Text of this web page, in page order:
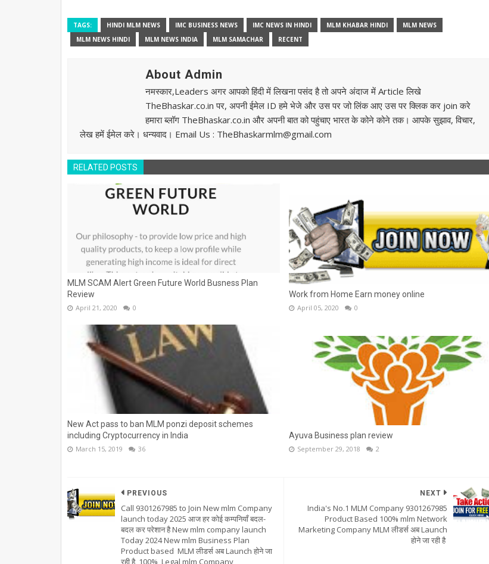
TAGS: HINDI MLM NEWS IMC BUSINESS NEWS IMC NEWS IN HINDI MLM KHABAR HINDI
MLM NEWS
MLM NEWS HINDI
MLM NEWS INDIA MLM SAMACHAR RECENT
About Admin
नमस्कार,Leaders अगर आपको हिंदी में लिखना पसंद है तो अपने अंदाज में Article लिखे
TheBhaskar.co.in पर, अपनी ईमेल ID हमे भेजे और उस पर जो लिंक आए उस पर क्लिक कर join करे
हमारा ब्लॉग TheBhaskar.co.in और अपनी बात को पहुंचाए भारत के कोने कोने तक। आपके सुझाव, विचार,
लेख हमें ईमेल करे। धन्यवाद। Email Us : TheBhaskarmlm@gmail.com
RELATED POSTS
MLM SCAM Alert Green Future World Busness Plan
Review
April 21, 2020 0
Work from Home Earn money online
April 05, 2020 0
New Act pass to ban MLM ponzi deposit schemes
including Cryptocurrency in India
March 15, 2019 36
Ayuva Business plan review
September 29, 2018 2
NEXT
India's No.1 MLM Company 9301267985
Product Based 100% mlm Network
Marketing Company MLM लीडर्स अब Launch
होने जा रही है
PREVIOUS
Call 9301267985 to Join New mlm Company
launch today 2025 आज हर कोई कम्पनियाँ बदल-
बदल कर परेशान है New mlm company launch
Today 2024 New mlm Business Plan
Product based MLM लीडर्स अब Launch होने जा
रही है 100% Legal mlm Company